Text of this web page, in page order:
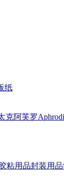
纸
克阿芙罗
粘用品封装用品